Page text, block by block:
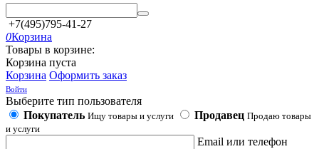
+7(495)795-41-27
0Корзина
Товары в корзине:
Корзина пуста
Корзина Оформить заказ
Войти
Выберите тип пользователя
Покупатель Ищу товары и услуги Продавец Продаю товары
и услуги
Email или телефон